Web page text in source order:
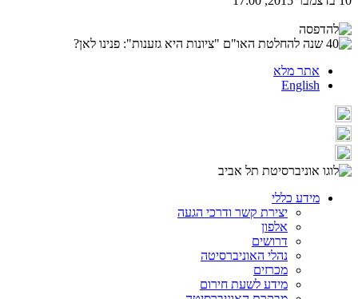
אתר מלא
English
מידע כללי
יצירת קשר ודרכי הגעה
אלפון
דרושים
נהלי האוניברסיטה
מכרזים
מידע לשעת חירום